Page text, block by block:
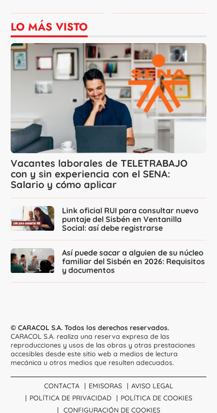
LO MÁS VISTO
Vacantes laborales de TELETRABAJO
con y sin experiencia con el SENA:
Salario y cómo aplicar
Link oficial RUI para consultar nuevo
puntaje del Sisbén en Ventanilla
Social: así debe registrarse
Así puede sacar a alguien de su núcleo
familiar del Sisbén en 2026: Requisitos
y documentos
© CARACOL S.A. Todos los derechos reservados.
CARACOL S.A. realiza una reserva expresa de las
reproducciones y usos de las obras y otras prestaciones
accesibles desde este sitio web a medios de lectura
mecánica u otros medios que resulten adecuados.
CONTACTA EMISORAS
AVISO LEGAL
POLÍTICA DE PRIVACIDAD
POLÍTICA DE COOKIES
CONFIGURACIÓN DE COOKIES